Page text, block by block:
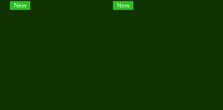
New New